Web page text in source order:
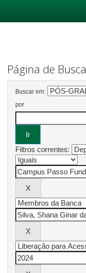
Página de Busca
Buscar em:
por
Filtros correntes: